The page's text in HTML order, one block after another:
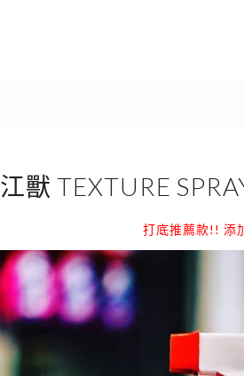
江獸 TEXTURE
打底推薦款!! 添